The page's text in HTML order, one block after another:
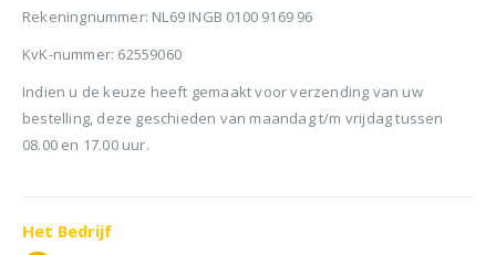
Rekeningnummer: NL69 INGB 0100 9169 96
KvK-nummer: 62559060
Indien u de keuze heeft gemaakt voor verzending van uw
bestelling, deze geschieden van maandag t/m vrijdag tussen
08.00 en 17.00 uur.
Het Bedrijf